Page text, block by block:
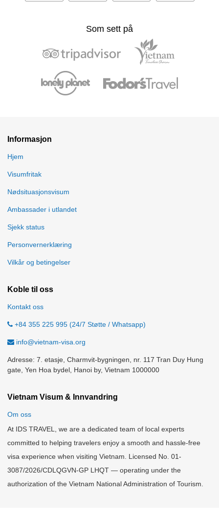
Som sett på
Informasjon
Hjem
Visumfritak
Nødsituasjonsvisum
Ambassader i utlandet
Sjekk status
Personvernerklæring
Vilkår og betingelser
Koble til oss
Kontakt oss
+84 355 225 995 (24/7 Støtte / Whatsapp)
info@vietnam-visa.org
Adresse: 7. etasje, Charmvit-bygningen, nr. 117 Tran Duy Hung
gate, Yen Hoa bydel, Hanoi by, Vietnam 1000000
Vietnam Visum & Innvandring
Om oss
At IDS TRAVEL, we are a dedicated team of local experts
committed to helping travelers enjoy a smooth and hassle-free
visa experience when visiting Vietnam. Licensed No. 01-
3087/2026/CDLQGVN-GP LHQT — operating under the
authorization of the Vietnam National Administration of Tourism.